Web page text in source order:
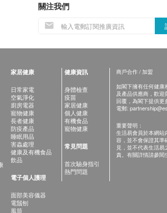
關注我們
家居健康
日常家電
空氣淨化
廚房電器
寵物健康
長者健康
防疫產品
睡眠用品
害蟲處理
健康及有機食品
飲品
電子個人護理
面部美容儀器
電鬚刨
風筒
健康資訊
身體檢查
疫苗
家居健康
個人健康
有機食品
寵物健康
常見問題
首次驗身指引
熱門問題
商戶合作 / 加盟
如閣下擁有任何健康
及產品供應商，歡迎
回覆，為閣下提供更
電郵:
重要聲明：
生活易會員於本網站
容，並不會保證其準
見，並不代表生活
責。有關詳情請參閱